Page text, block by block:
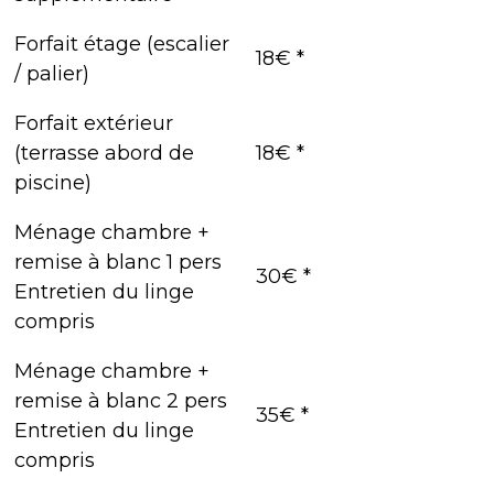
Forfait étage (escalier
/ palier)
18€ *
Forfait extérieur
(terrasse abord de
piscine)
18€ *
Ménage chambre +
remise à blanc 1 pers
Entretien du linge
compris
30€ *
Ménage chambre +
remise à blanc 2 pers
Entretien du linge
compris
35€ *